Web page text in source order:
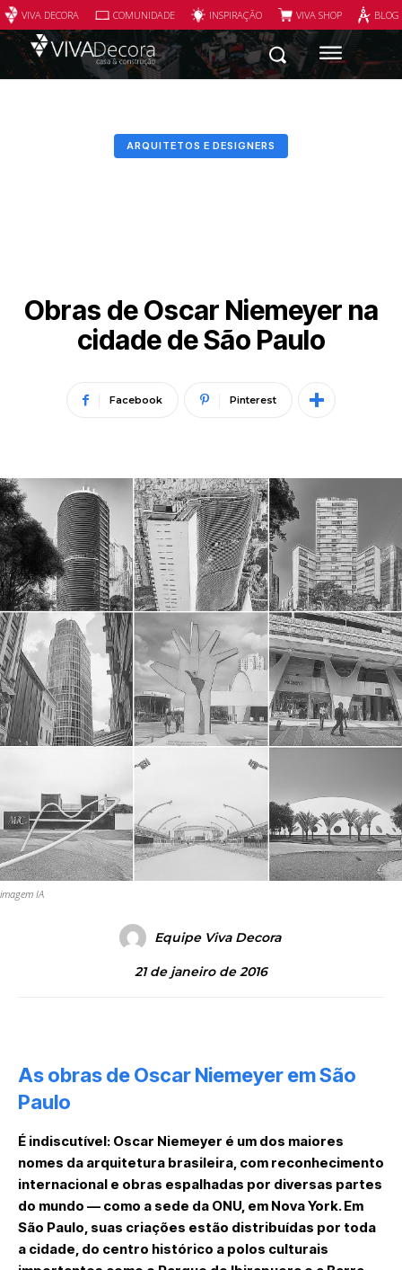
VIVA DECORA COMUNIDADE INSPIRAÇÃO VIVA SHOP
ARQUITETOS E DESIGNERS
Obras de Oscar Niemeyer na
cidade de São Paulo
Facebook Pinterest
imagem IA
Equipe Viva Decora
21 de janeiro de 2016
As obras de Oscar Niemeyer em São
Paulo
É indiscutível: Oscar Niemeyer é um dos maiores
nomes da arquitetura brasileira, com reconhecimento
internacional e obras espalhadas por diversas partes
do mundo — como a sede da ONU, em Nova York. Em
São Paulo, suas criações estão distribuídas por toda
a cidade, do centro histórico a polos culturais